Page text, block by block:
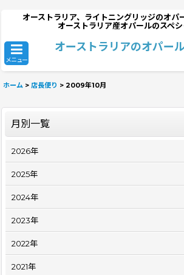
オーストラリア、ライトニングリッジのオパ
オーストラリア産オパールのスペ
メニュー
オーストラリアのオパー
ホーム > 店長便り > 2009年10月
月別一覧
2026年
2025年
2024年
2023年
2022年
2021年